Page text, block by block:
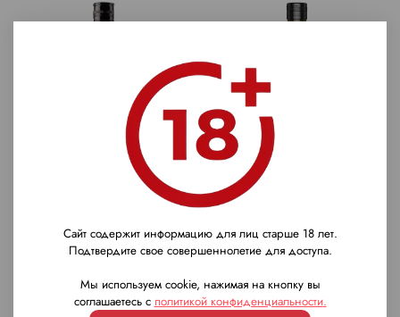
Виски Manhattan Bourbon,
2 710 ₽
Виски Arlett Blended, 0.7
2 880 ₽
Сайт содержит информацию для лиц старше 18 лет.
Подтвердите свое совершеннолетие для доступа.
Мы используем cookie, нажимая на кнопку вы
соглашаетесь с политикой конфиденциальности.